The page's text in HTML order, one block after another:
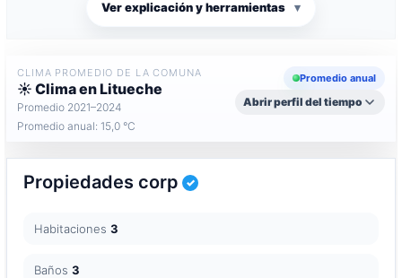
Ver explicación y herramientas ▾
CLIMA PROMEDIO DE LA COMUNA
☀️ Clima en Litueche
Promedio 2021–2024
Promedio anual: 15,0 °C
Promedio anual
Abrir perfil del tiempo
Propiedades corp
Habitaciones 3
Baños 3